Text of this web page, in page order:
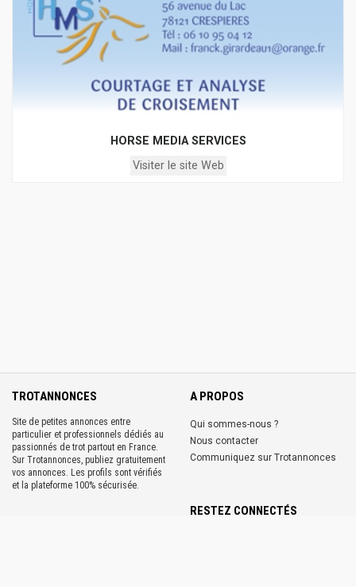
HORSE MEDIA SERVICES
Visiter le site Web
TROTANNONCES
Site de petites annonces entre
particulier et professionnels dédiés au
passionnés de trot partout en France.
Sur Trotannonces, publiez gratuitement
vos annonces. Les profils sont vérifiés
et la plateforme 100% sécurisée.
A PROPOS
Qui sommes-nous ?
Nous contacter
Communiquez sur Trotannonces
RESTEZ CONNECTÉS